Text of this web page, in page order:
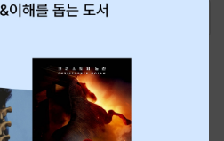
근 본 상품
켓 1544-6399
중고샵 1566-4295
문의/채팅상담
(주) 사업자 정보
처리방침
청소년보호정책